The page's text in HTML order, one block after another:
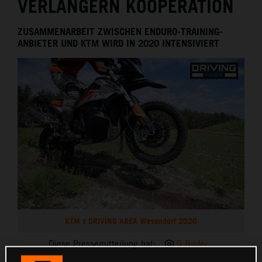
VERLÄNGERN KOOPERATION
ZUSAMMENARBEIT ZWISCHEN ENDURO-TRAINING-
ANBIETER UND KTM WIRD IN 2020 INTENSIVIERT
KTM x DRIVING AREA Wesendorf 2020
Diese Pressemitteilung hat: 9 Bilder